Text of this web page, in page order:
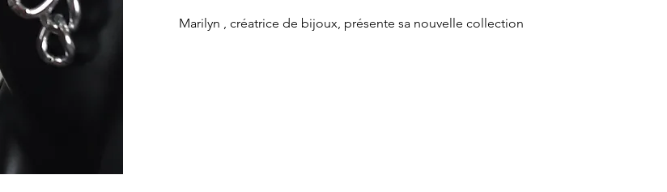
Marilyn , créatrice de bijoux, présente sa nouvelle collection